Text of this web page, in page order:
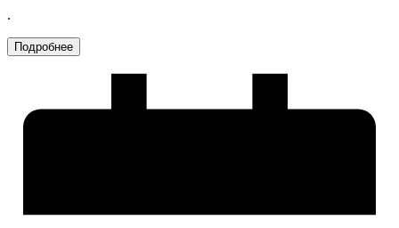
.
Подробнее